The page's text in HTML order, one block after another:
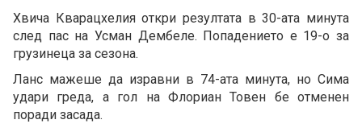
Хвича Кварацхелия откри резултата в 30-ата минута
след пас на Усман Дембеле. Попадението е 19-о за
грузинеца за сезона.
Ланс мажеше да изравни в 74-ата минута, но Сима
удари греда, а гол на Флориан Товен бе отменен
поради засада.